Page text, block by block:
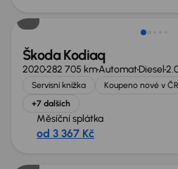
Škoda Kodiaq
2020282 705 kmAutomatDiesel
Servisní knížka Koupeno nové v ČR
+7 dalších
Měsíční splátka
od 3 367 Kč